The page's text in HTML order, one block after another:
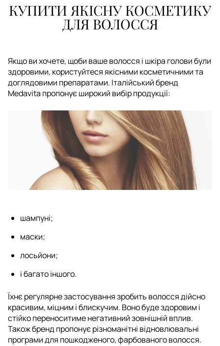
КУПИТИ ЯКІСНУ КОСМЕТИКУ
ДЛЯ ВОЛОССЯ
Якщо ви хочете, щоби ваше волосся і шкіра голови були
здоровими, користуйтеся якісними косметичними та
доглядовими препаратами. Італійський бренд
Medavita пропонує широкий вибір продукції:
шампуні;
маски;
лосьйони;
і багато іншого.
Їхнє регулярне застосування зробить волосся дійсно
красивим, міцним і блискучим. Воно буде здоровим і
стійко переноситиме негативний зовнішній вплив.
Також бренд пропонує різноманітні відновлювальні
програми для пошкодженого, фарбованого волосся.